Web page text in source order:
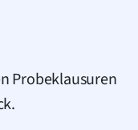
Probeklausuren